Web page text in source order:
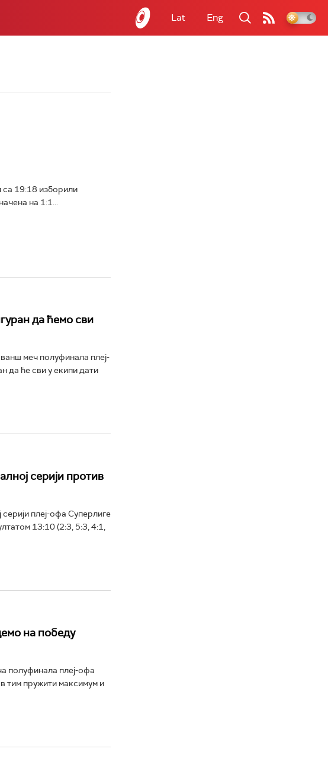
Lat Eng
са 19:18 изборили
на 1:1...
да ћемо сви
меч полуфинала плеј-
да ће сви у екипи дати
серији против
плеј-офа Суперлиге
13:10 (2:3, 5:3, 4:1,
на победу
полуфинала плеј-офа
тим пружити максимум и